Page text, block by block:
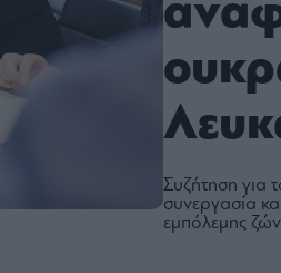
Συζήτηση για
συνεργασία
εμπόλεμης